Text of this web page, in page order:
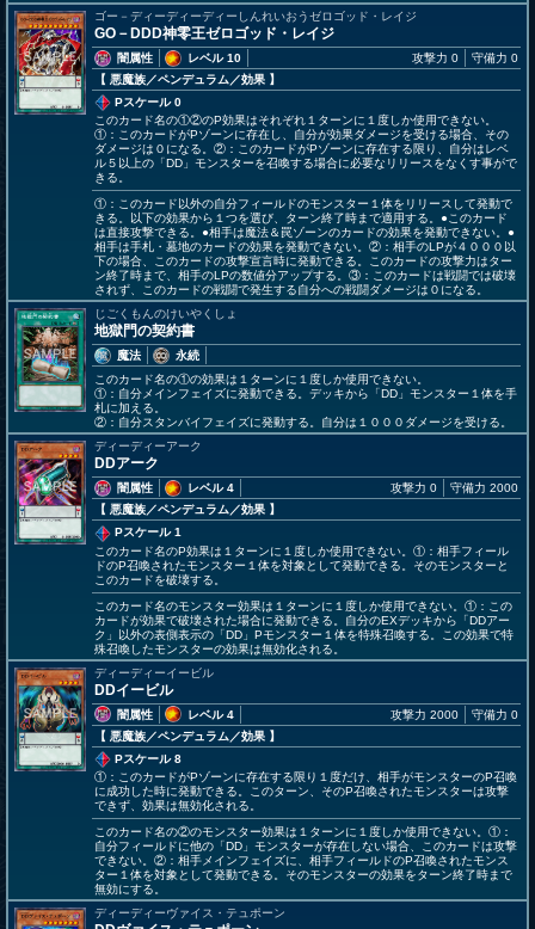
ゴー－ディーディーディーしんれいおうゼロゴッド・レイジ
GO－DDD神零王ゼロゴッド・レイジ
闇属性
レベル 10
【 悪魔族／ペンデュラム／効果 】
攻撃力 0 守備力 0
Pスケール 0
このカード名の①②のP効果はそれぞれ１ターンに１度しか使用できない。
①：このカードがPゾーンに存在し、自分が効果ダメージを受ける場合、その
ダメージは０になる。②：このカードがPゾーンに存在する限り、自分はレベ
ル５以上の「DD」モンスターを召喚する場合に必要なリリースをなくす事がで
きる。
①：このカード以外の自分フィールドのモンスター１体をリリースして発動で
きる。以下の効果から１つを選び、ターン終了時まで適用する。●このカード
は直接攻撃できる。●相手は魔法＆罠ゾーンのカードの効果を発動できない。●
相手は手札・墓地のカードの効果を発動できない。②：相手のLPが４０００以
下の場合、このカードの攻撃宣言時に発動できる。このカードの攻撃力はター
ン終了時まで、相手のLPの数値分アップする。③：このカードは戦闘では破壊
されず、このカードの戦闘で発生する自分への戦闘ダメージは０になる。
じごくもんのけいやくしょ
地獄門の契約書
魔法
永続
このカード名の①の効果は１ターンに１度しか使用できない。
①：自分メインフェイズに発動できる。デッキから「DD」モンスター１体を手
札に加える。
②：自分スタンバイフェイズに発動する。自分は１０００ダメージを受ける。
ディーディーアーク
DDアーク
闇属性
レベル 4
【 悪魔族／ペンデュラム／効果 】
攻撃力 0 守備力 2000
Pスケール 1
このカード名のP効果は１ターンに１度しか使用できない。①：相手フィール
ドのP召喚されたモンスター１体を対象として発動できる。そのモンスターと
このカードを破壊する。
このカード名のモンスター効果は１ターンに１度しか使用できない。①：この
カードが効果で破壊された場合に発動できる。自分のEXデッキから「DDアー
ク」以外の表側表示の「DD」Pモンスター１体を特殊召喚する。この効果で特
殊召喚したモンスターの効果は無効化される。
ディーディーイービル
DDイービル
闇属性
レベル 4
【 悪魔族／ペンデュラム／効果 】
攻撃力 2000 守備力 0
Pスケール 8
①：このカードがPゾーンに存在する限り１度だけ、相手がモンスターのP召喚
に成功した時に発動できる。このターン、そのP召喚されたモンスターは攻撃
できず、効果は無効化される。
このカード名の②のモンスター効果は１ターンに１度しか使用できない。①：
自分フィールドに他の「DD」モンスターが存在しない場合、このカードは攻撃
できない。②：相手メインフェイズに、相手フィールドのP召喚されたモンス
ター１体を対象として発動できる。そのモンスターの効果をターン終了時まで
無効にする。
ディーディーヴァイス・テュポーン